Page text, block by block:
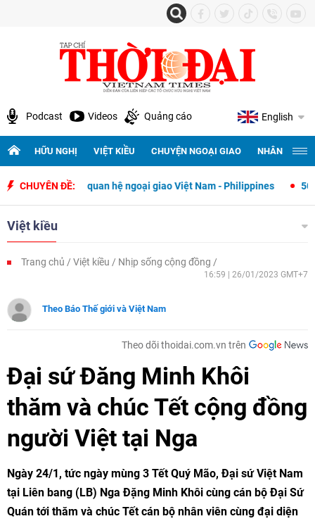
Podcast Videos Quảng cáo English
HỮU NGHỊ VIỆT KIỀU CHUYỆN NGOẠI GIAO NHÂN
CHUYÊN ĐỀ:
quan hệ ngoại giao Việt Nam - Philippines 500 ngày đêm tìm
Việt kiều
Trang chủ Việt kiều Nhịp sống cộng đồng
16:59 | 26/01/2023 GMT+7
Theo Báo Thế giới và Việt Nam
Theo dõi thoidai.com.vn trên
Đại sứ Đăng Minh Khôi
thăm và chúc Tết cộng đồng
người Việt tại Nga
Ngày 24/1, tức ngày mùng 3 Tết Quý Mão, Đại sứ Việt Nam
tại Liên bang (LB) Nga Đặng Minh Khôi cùng cán bộ Đại Sứ
Quán tới thăm và chúc Tết cán bộ nhân viên cùng đại diện